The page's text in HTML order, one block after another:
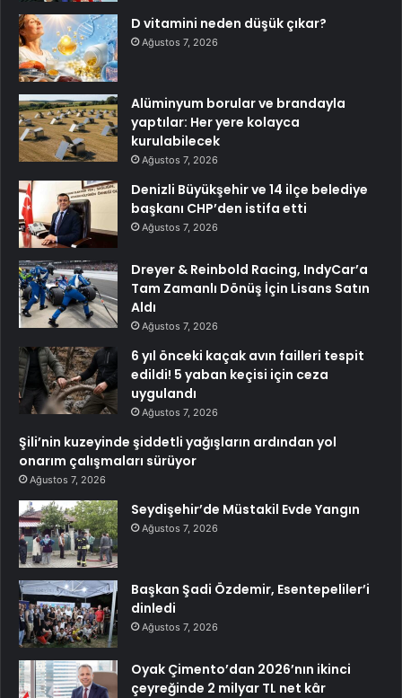
D vitamini neden düşük çıkar?
Ağustos 7, 2026
Alüminyum borular ve brandayla
yaptılar: Her yere kolayca
kurulabilecek
Ağustos 7, 2026
Denizli Büyükşehir ve 14 ilçe belediye
başkanı CHP’den istifa etti
Ağustos 7, 2026
Dreyer & Reinbold Racing, IndyCar’a
Tam Zamanlı Dönüş İçin Lisans Satın
Aldı
Ağustos 7, 2026
6 yıl önceki kaçak avın failleri tespit
edildi! 5 yaban keçisi için ceza
uygulandı
Ağustos 7, 2026
Şili’nin kuzeyinde şiddetli yağışların ardından yol
onarım çalışmaları sürüyor
Ağustos 7, 2026
Seydişehir’de Müstakil Evde Yangın
Ağustos 7, 2026
Başkan Şadi Özdemir, Esentepeliler’i
dinledi
Ağustos 7, 2026
Oyak Çimento’dan 2026’nın ikinci
çeyreğinde 2 milyar TL net kâr